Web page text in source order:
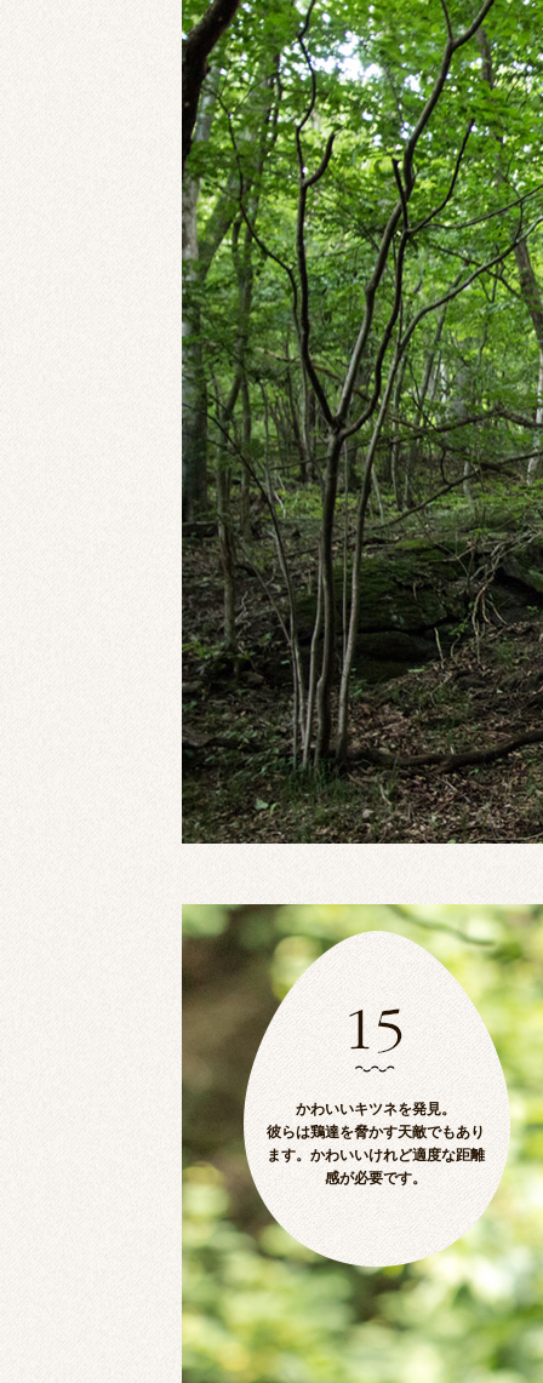
かわいいキツネを発見。
彼らは鶏達を脅かす天敵でもあり
ます。かわいいけれど適度な距離
感が必要です。